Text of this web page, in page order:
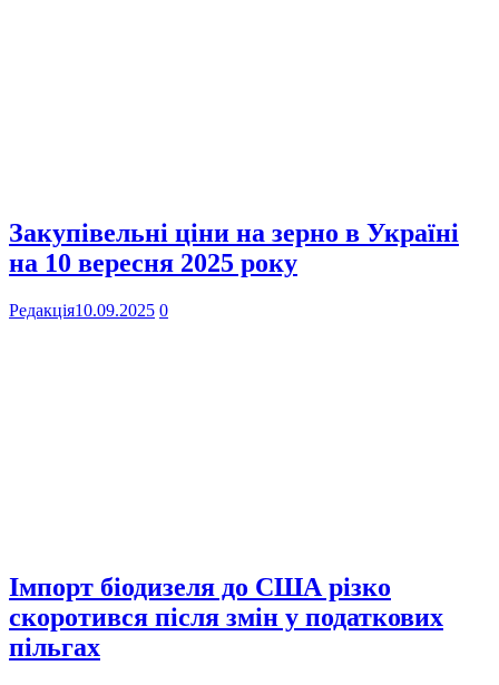
Закупівельні ціни на зерно в Україні
на 10 вересня 2025 року
Редакція10.09.2025 0
Імпорт біодизеля до США різко
скоротився після змін у податкових
пільгах